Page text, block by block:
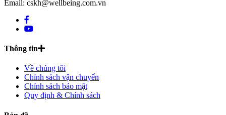
Email: cskh@wellbeing.com.vn
Thông tin
Về chúng tôi
Chính sách vận chuyển
Chính sách bảo mật
Quy định & Chính sách